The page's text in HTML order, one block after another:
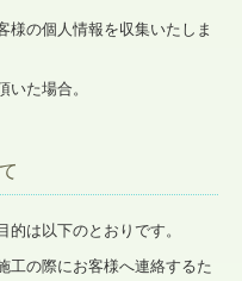
様の個人情報を収集いたしま
いた場合。
は以下のとおりです。
工の際にお客様へ連絡するた